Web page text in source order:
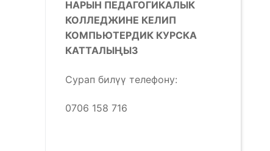
НАРЫН ПЕДАГОГИКАЛЫК
КОЛЛЕДЖИНЕ КЕЛИП
КОМПЬЮТЕРДИК КУРСКА
КАТТАЛЫҢЫЗ
Сурап билүү телефону:
0706 158 716